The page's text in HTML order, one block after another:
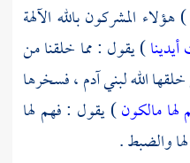
المشركون بالله الآلهة
أيدينا) يقول : مما خلقنا من
الله لبني آدم ، فسخرها
لها مالكون) يقول : فهم لها
والضبط .